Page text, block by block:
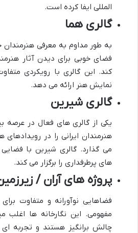
المللی ایفا کرده است.
گالری هما
به طور مداوم به معرفی
فضای خوبی برای دیدن آثار
کند. این گالری با رویکردی
نمایش هنر ارائه می دهد.
گالری شیرین
یکی از گالری های فعال در عرصه
هنرمندان ایرانی را در
می گذارد. گالری شیرین با
های پرطرفداری را برگزار می کند.
پروژه های آران /
فضاهایی نوآورانه و متفاوت
مفهومی. این نگارخانه ها اغلب
چالش برانگیز هستند و تجربه ای